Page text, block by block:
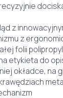
z
z
folii
etykieta do
okładce, na